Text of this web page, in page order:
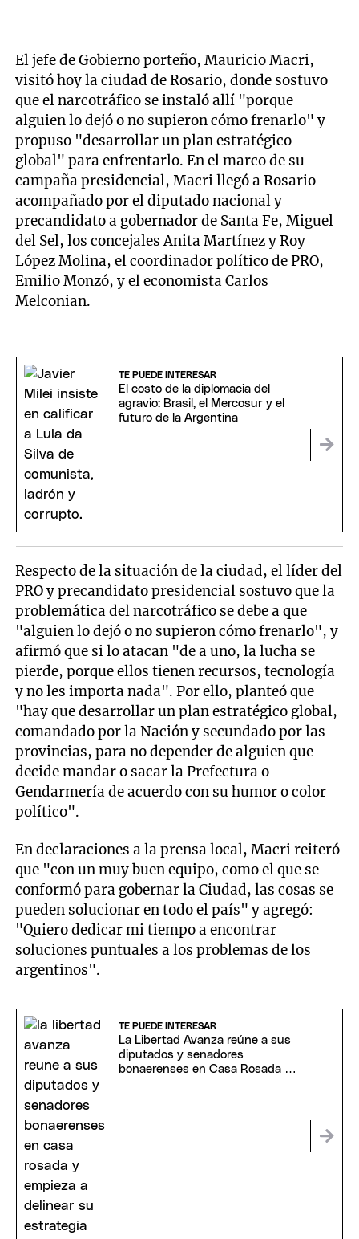
El jefe de Gobierno porteño, Mauricio Macri,
visitó hoy la ciudad de Rosario, donde sostuvo
que el narcotráfico se instaló allí "porque
alguien lo dejó o no supieron cómo frenarlo" y
propuso "desarrollar un plan estratégico
global" para enfrentarlo. En el marco de su
campaña presidencial, Macri llegó a Rosario
acompañado por el diputado nacional y
precandidato a gobernador de Santa Fe, Miguel
del Sel, los concejales Anita Martínez y Roy
López Molina, el coordinador político de PRO,
Emilio Monzó, y el economista Carlos
Melconian.
TE PUEDE INTERESAR
El costo de la diplomacia del
agravio: Brasil, el Mercosur y el
futuro de la Argentina
Respecto de la situación de la ciudad, el líder del
PRO y precandidato presidencial sostuvo que la
problemática del narcotráfico se debe a que
"alguien lo dejó o no supieron cómo frenarlo", y
afirmó que si lo atacan "de a uno, la lucha se
pierde, porque ellos tienen recursos, tecnología
y no les importa nada". Por ello, planteó que
"hay que desarrollar un plan estratégico global,
comandado por la Nación y secundado por las
provincias, para no depender de alguien que
decide mandar o sacar la Prefectura o
Gendarmería de acuerdo con su humor o color
político".
En declaraciones a la prensa local, Macri reiteró
que "con un muy buen equipo, como el que se
conformó para gobernar la Ciudad, las cosas se
pueden solucionar en todo el país" y agregó:
"Quiero dedicar mi tiempo a encontrar
soluciones puntuales a los problemas de los
argentinos".
TE PUEDE INTERESAR
La Libertad Avanza reúne a sus
diputados y senadores
bonaerenses en Casa Rosada y